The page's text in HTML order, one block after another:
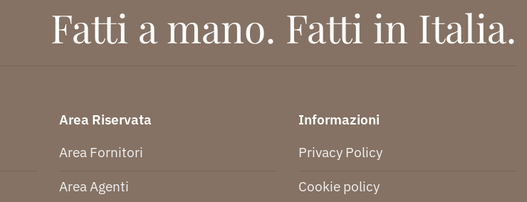
Fatti a mano. Fatti in Italia.
Area Riservata
Area Fornitori
Area Agenti
Informazioni
Privacy Policy
Cookie policy